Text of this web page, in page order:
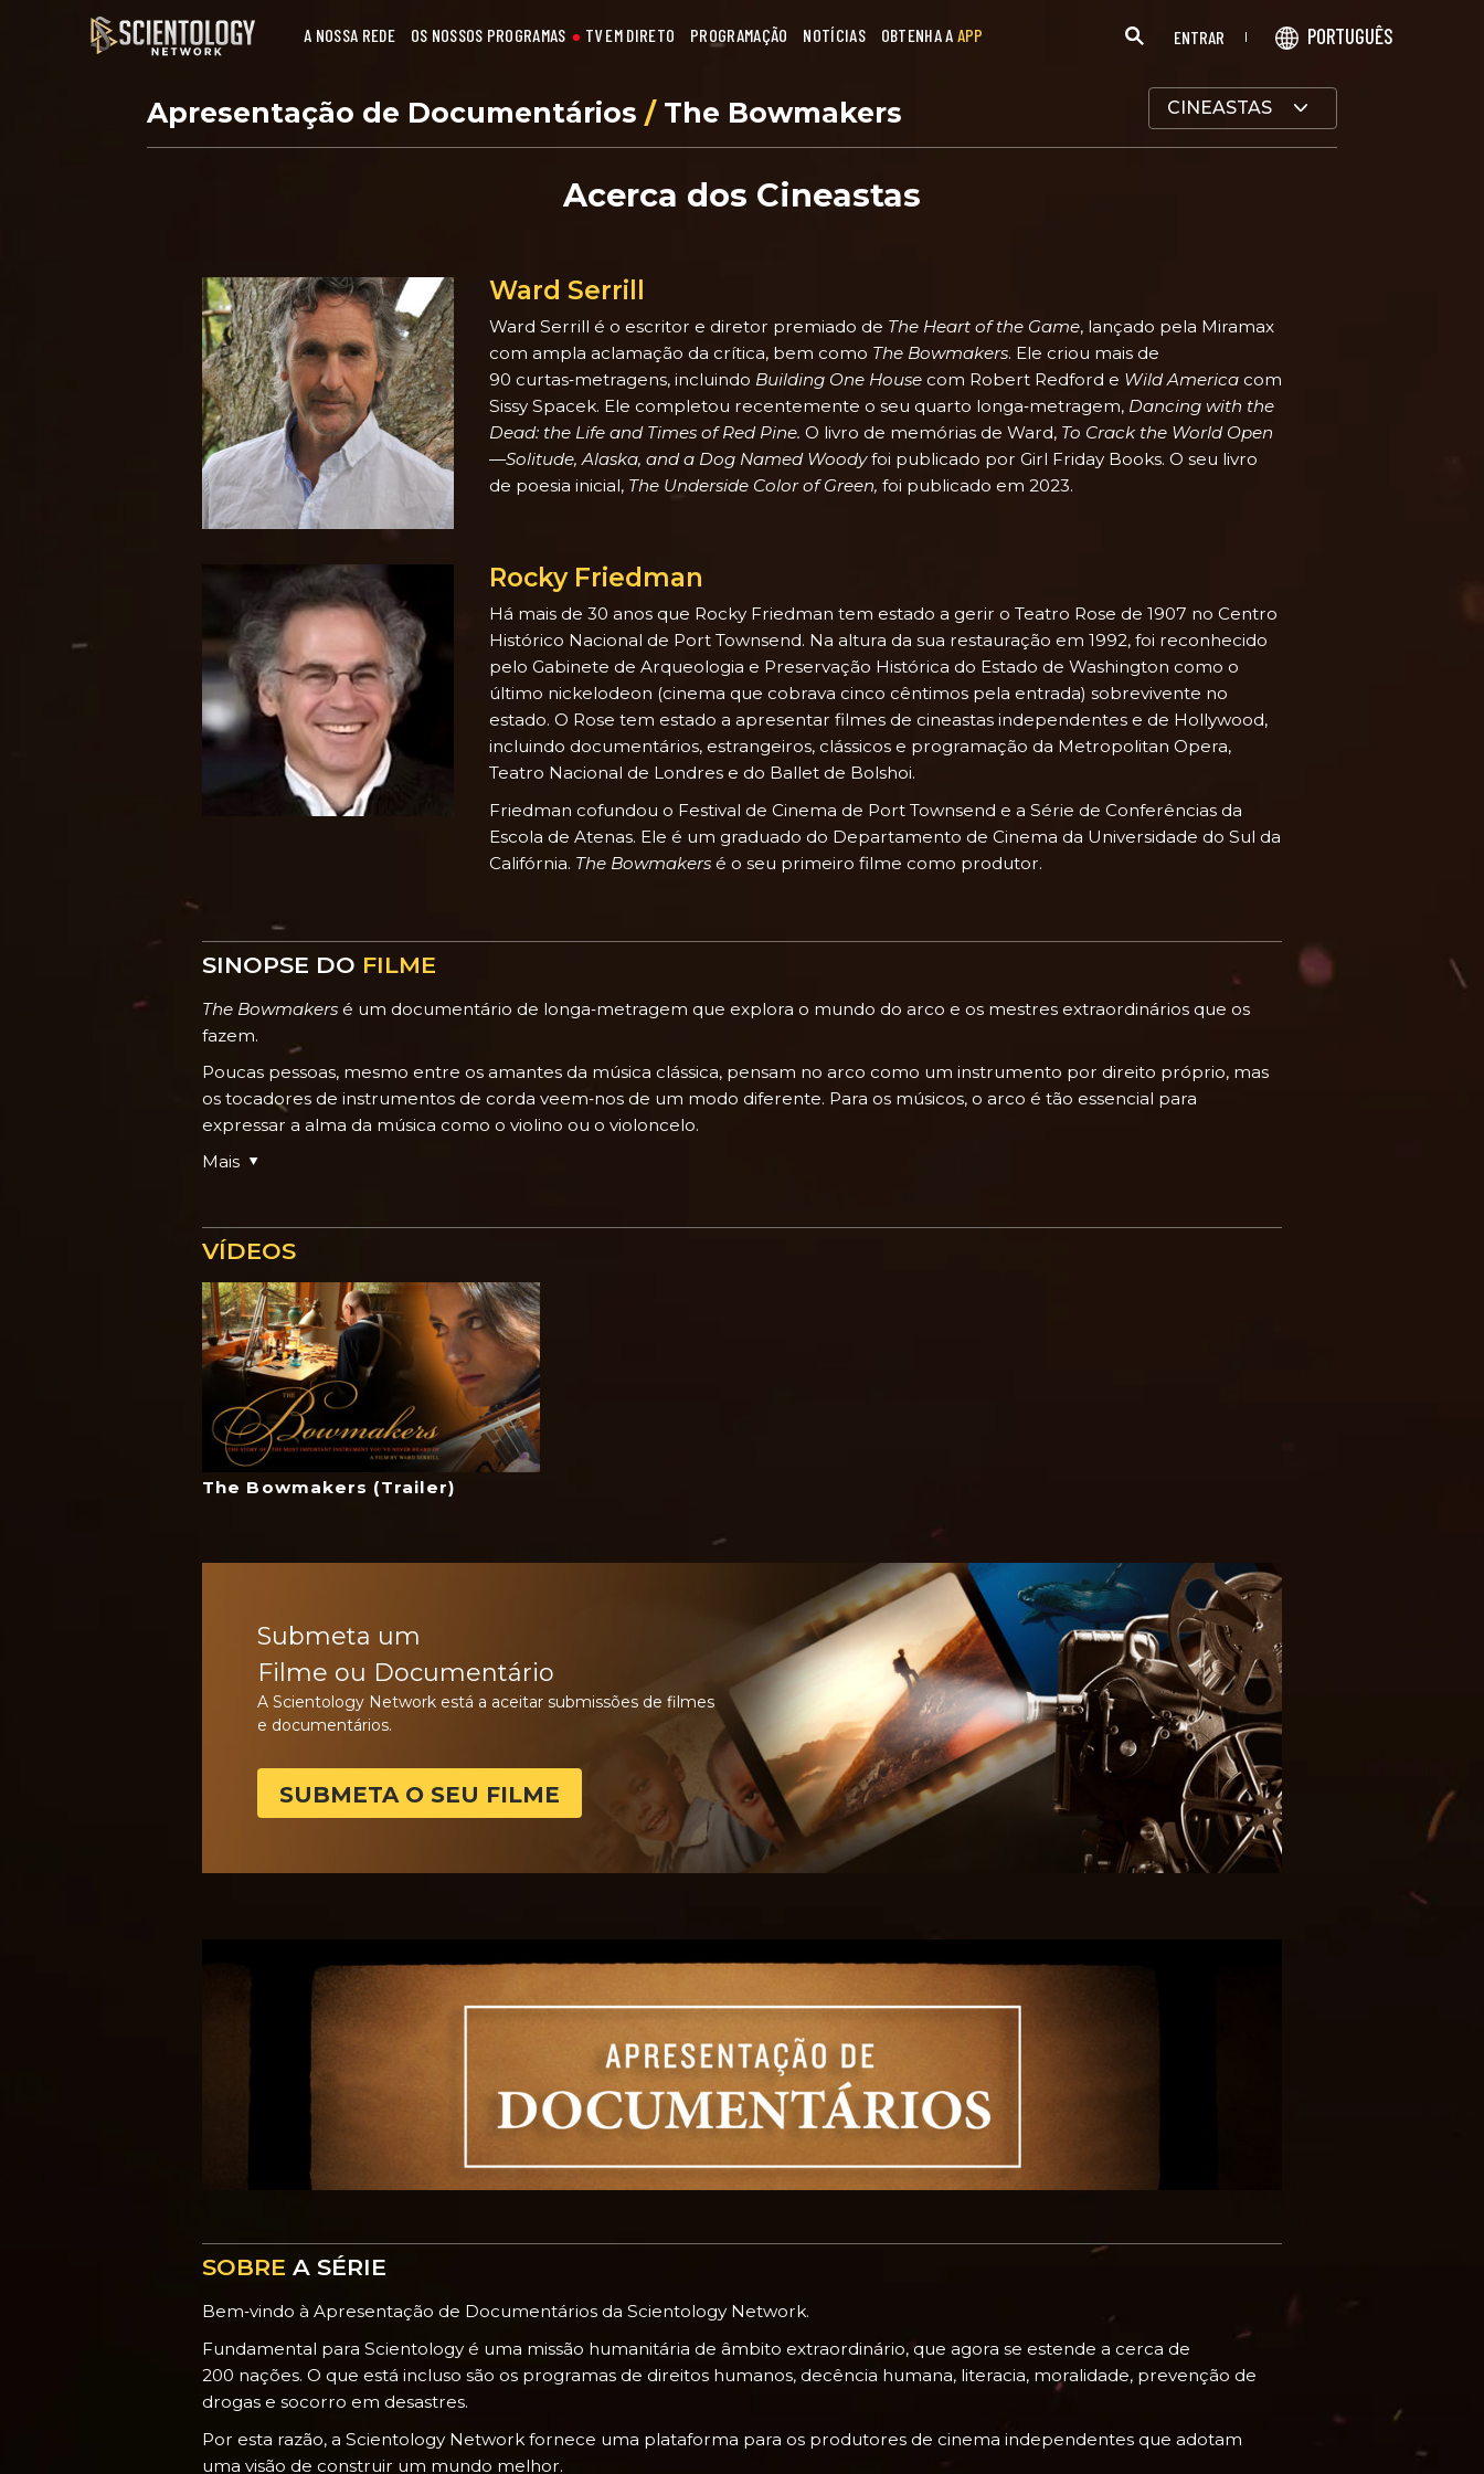
A NOSSA REDE OS NOSSOS PROGRAMAS TV EM DIRETO PROGRAMAÇÃO NOTÍCIAS OBTENHA A APP ENTRAR PORTUGUÊS
Apresentação de Documentários / The Bowmakers CINEASTAS
Acerca dos Cineastas
Ward Serrill
Ward Serrill é o escritor e diretor premiado de The Heart of the Game, lançado pela Miramax
com ampla aclamação da crítica, bem como The Bowmakers. Ele criou mais de
90 curtas‑metragens, incluindo Building One House com Robert Redford e Wild America com
Sissy Spacek. Ele completou recentemente o seu quarto longa‑metragem, Dancing with the
Dead: the Life and Times of Red Pine. O livro de memórias de Ward, To Crack the World Open
—Solitude, Alaska, and a Dog Named Woodyfoi publicado por Girl Friday Books. O seu livro
de poesia inicial, The Underside Color of Green, foi publicado em 2023.
Rocky Friedman
Há mais de 30 anos que Rocky Friedman tem estado a gerir o Teatro Rose de 1907 no Centro
Histórico Nacional de Port Townsend. Na altura da sua restauração em 1992, foi reconhecido
pelo Gabinete de Arqueologia e Preservação Histórica do Estado de Washington como o
último nickelodeon (cinema que cobrava cinco cêntimos pela entrada) sobrevivente no
estado. O Rose tem estado a apresentar filmes de cineastas independentes e de Hollywood,
incluindo documentários, estrangeiros, clássicos e programação da Metropolitan Opera,
Teatro Nacional de Londres e do Ballet de Bolshoi.
Friedman cofundou o Festival de Cinema de Port Townsend e a Série de Conferências da
Escola de Atenas. Ele é um graduado do Departamento de Cinema da Universidade do Sul da
Califórnia. The Bowmakers é o seu primeiro filme como produtor.
SINOPSE DO FILME
The Bowmakers é um documentário de longa‑metragem que explora o mundo do arco e os mestres extraordinários que os
fazem.
Poucas pessoas, mesmo entre os amantes da música clássica, pensam no arco como um instrumento por direito próprio, mas
os tocadores de instrumentos de corda veem‑nos de um modo diferente. Para os músicos, o arco é tão essencial para
expressar a alma da música como o violino ou o violoncelo.
Mais
VÍDEOS
The Bowmakers (Trailer)
Submeta um
Filme ou Documentário
A Scientology Network está a aceitar submissões de filmes
e documentários.
SUBMETA O SEU FILME
SOBRE A SÉRIE
Bem‑vindo à Apresentação de Documentários da Scientology Network.
Fundamental para Scientology é uma missão humanitária de âmbito extraordinário, que agora se estende a cerca de
200 nações. O que está incluso são os programas de direitos humanos, decência humana, literacia, moralidade, prevenção de
drogas e socorro em desastres.
Por esta razão, a Scientology Network fornece uma plataforma para os produtores de cinema independentes que adotam
uma visão de construir um mundo melhor.